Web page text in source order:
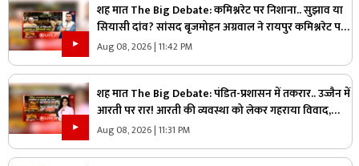
शह मात The Big Debate: कमिश्नरेट पर निशाना.. सुझाव या
सियासी दांव? सांसद बृजमोहन अग्रवाल ने रायपुर कमिश्नरेट पर
उठाए सवाल, क्या वाकई में सिस्टम में सुधार की है जरूरत
Aug 08, 2026 | 11:42 PM
शह मात The Big Debate: पंडित-प्रशासन में तकरार.. उज्जैन में
आरती पर रार! आरती की व्यवस्था को लेकर गहराया विवाद,
आरती के अधिकार को लेकर क्यों उग्र हुए पंडित?
Aug 08, 2026 | 11:31 PM